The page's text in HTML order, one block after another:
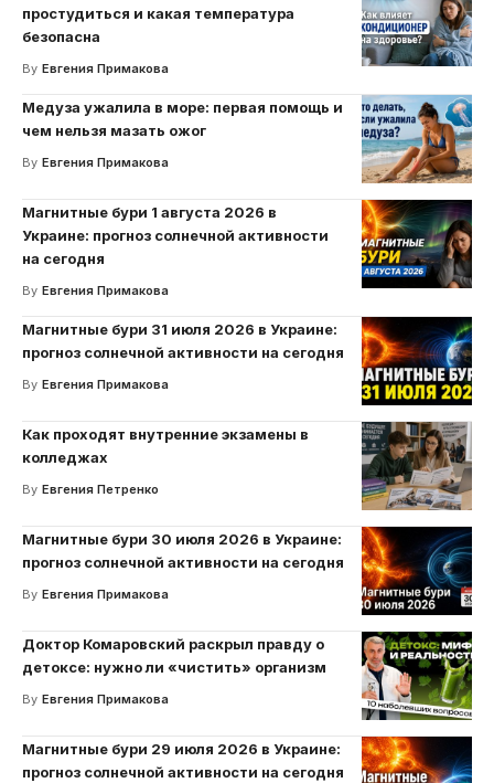
простудиться и какая температура
безопасна
By Евгения Примакова
Медуза ужалила в море: первая помощь и
чем нельзя мазать ожог
By Евгения Примакова
Магнитные бури 1 августа 2026 в
Украине: прогноз солнечной активности
на сегодня
By Евгения Примакова
Магнитные бури 31 июля 2026 в Украине:
прогноз солнечной активности на сегодня
By Евгения Примакова
Как проходят внутренние экзамены в
колледжах
By Евгения Петренко
Магнитные бури 30 июля 2026 в Украине:
прогноз солнечной активности на сегодня
By Евгения Примакова
Доктор Комаровский раскрыл правду о
детоксе: нужно ли «чистить» организм
By Евгения Примакова
Магнитные бури 29 июля 2026 в Украине:
прогноз солнечной активности на сегодня